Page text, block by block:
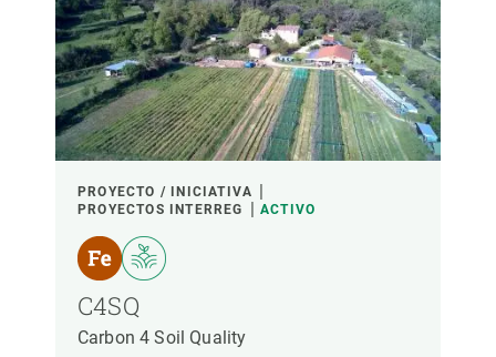
LIDERADO POR
PARTICIPANTES
AÑO DE INICIO
PROYECTO / INICIATIVA
PROYECTOS INTERREG
ACTIVO
C4SQ
Carbon 4 Soil Quality